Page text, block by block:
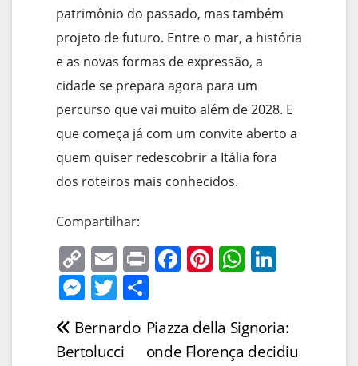
patrimônio do passado, mas também
projeto de futuro. Entre o mar, a história
e as novas formas de expressão, a
cidade se prepara agora para um
percurso que vai muito além de 2028. E
que começa já com um convite aberto a
quem quiser redescobrir a Itália fora
dos roteiros mais conhecidos.
Compartilhar:
C
o
p
y
E
m
ai
l
Pr F
e
Pi
e
W
s e
M
ss
T
w
itt
h
ar
NavegaçãoPiazza della Signoria:
onde Florença decidiu
Bernardo
Bertolucci